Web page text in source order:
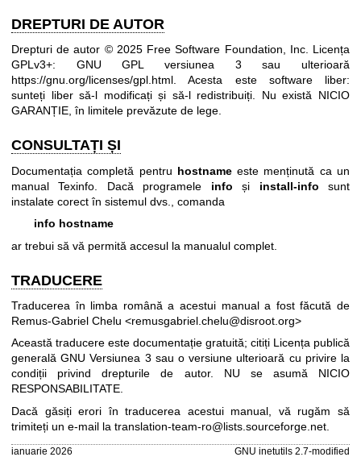
DREPTURI DE AUTOR
Drepturi de autor © 2025 Free Software Foundation, Inc. Licența
GPLv3+: GNU GPL versiunea 3 sau ulterioară
https://gnu.org/licenses/gpl.html.Acesta este software liber:
sunteți liber să-l modificați și să-l redistribuiți. Nu există NICIO
GARANȚIE, în limitele prevăzute de lege.
CONSULTAȚI ȘI
Documentația completă pentru hostnameeste menținută ca un
manual Texinfo. Dacă programele info și install-info sunt
instalate corect în sistemul dvs., comanda
info hostname
ar trebui să vă permită accesul la manualul complet.
TRADUCERE
Traducerea în limba română a acestui manual a fost făcută de
Remus-Gabriel Chelu <remusgabriel.chelu@disroot.org>
Această traducere este documentație gratuită; citiți Licența publică
generală GNU Versiunea 3 sau o versiune ulterioară cu privire la
condiții privind drepturile de autor. NU se asumă NICIO
RESPONSABILITATE.
Dacă găsiți erori în traducerea acestui manual, vă rugăm să
trimiteți un e-mail la translation-team-ro@lists.sourceforge.net
ianuarie 2026 GNU inetutils 2.7-modified